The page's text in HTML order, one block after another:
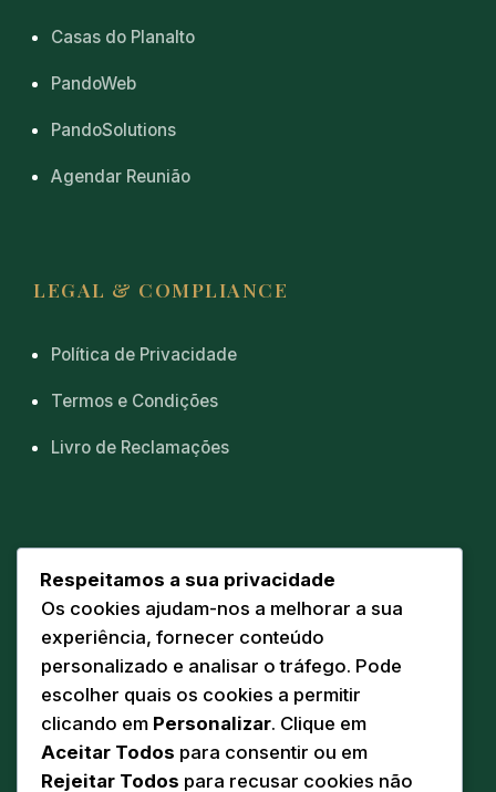
Casas do Planalto
PandoWeb
PandoSolutions
Agendar Reunião
LEGAL & COMPLIANCE
Política de Privacidade
Termos e Condições
Livro de Reclamações
Sede
Av. Eng. Duarte Pacheco 20 A
5160-218 Torre de Moncorvo
✉️ Comunicação
geral@pandodasilva.pt
Respeitamos a sua privacidade
Os cookies ajudam-nos a melhorar a sua
experiência, fornecer conteúdo
personalizado e analisar o tráfego. Pode
escolher quais os cookies a permitir
clicando em Personalizar. Clique em
Aceitar Todos para consentir ou em
Rejeitar Todos para recusar cookies não